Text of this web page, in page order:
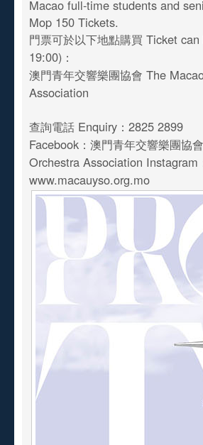
Macao full-time students and
Mop 150 Tickets.
門票可於以下地點購買 Ticket
19:00)：
澳門青年交響樂團協會 The
Association
查詢電話 Enquiry：2825 2899
Facebook：澳門青年交響樂團協
Orchestra Association Instagram
www.macauyso.org.mo